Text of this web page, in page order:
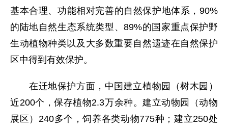
基本合理、功能相对完善的自然保护地体系，90%
的陆地自然生态系统类型、89%的国家重点保护野
生动植物种类以及大多数重要自然遗迹在自然保护
区中得到有效保护。
在迁地保护方面，中国建立植物园（树木园）
近200个，保存植物2.3万余种。建立动物园（动物
展区）240多个，饲养各类动物775种；建立250处